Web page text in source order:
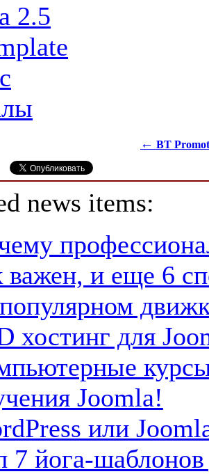
2.5
← BT
news items:
важен, и еще 6
хостинг для
Joomla!
или
7 йога-